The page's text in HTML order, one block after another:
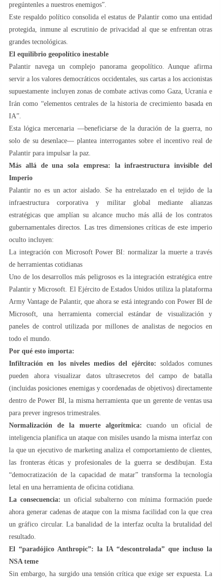
pregúntenles a nuestros enemigos”.
Este respaldo político consolida el estatus de Palantir como una entidad
protegida, inmune al escrutinio de privacidad al que se enfrentan otras
grandes tecnológicas.
El equilibrio geopolítico inestable
Palantir navega un complejo panorama geopolítico. Aunque afirma
servir a los valores democráticos occidentales, sus cartas a los accionistas
supuestamente incluyen zonas de combate activas como Gaza, Ucrania e
Irán como “elementos centrales de la historia de crecimiento basada en
IA”.
Esta lógica mercenaria —beneficiarse de la duración de la guerra, no
solo de su desenlace— plantea interrogantes sobre el incentivo real de
Palantir para impulsar la paz.
Más allá de una sola empresa: la infraestructura invisible del
Imperio
Palantir no es un actor aislado. Se ha entrelazado en el tejido de la
infraestructura corporativa y militar global mediante alianzas
estratégicas que amplían su alcance mucho más allá de los contratos
gubernamentales directos. Las tres dimensiones críticas de este imperio
oculto incluyen:
La integración con Microsoft Power BI: normalizar la muerte a través
de herramientas cotidianas
Uno de los desarrollos más peligrosos es la integración estratégica entre
Palantir y Microsoft. El Ejército de Estados Unidos utiliza la plataforma
Army Vantage de Palantir, que ahora se está integrando con Power BI de
Microsoft, una herramienta comercial estándar de visualización y
paneles de control utilizada por millones de analistas de negocios en
todo el mundo.
Por qué esto importa:
Infiltración en los niveles medios del ejército: soldados comunes
pueden ahora visualizar datos ultrasecretos del campo de batalla
(incluidas posiciones enemigas y coordenadas de objetivos) directamente
dentro de Power BI, la misma herramienta que un gerente de ventas usa
para prever ingresos trimestrales.
Normalización de la muerte algorítmica: cuando un oficial de
inteligencia planifica un ataque con misiles usando la misma interfaz con
la que un ejecutivo de marketing analiza el comportamiento de clientes,
las fronteras éticas y profesionales de la guerra se desdibujan. Esta
“democratización de la capacidad de matar” transforma la tecnología
letal en una herramienta de oficina cotidiana.
La consecuencia: un oficial subalterno con mínima formación puede
ahora generar cadenas de ataque con la misma facilidad con la que crea
un gráfico circular. La banalidad de la interfaz oculta la brutalidad del
resultado.
El “paradójico Anthropic”: la IA “descontrolada” que incluso la
NSA teme
Sin embargo, ha surgido una tensión crítica que exige ser expuesta. La